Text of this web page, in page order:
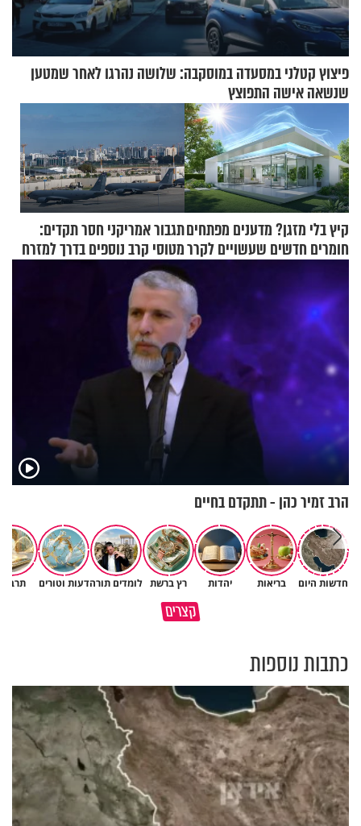
פיצוץ קטלני במסעדה במוסקבה: שלושה נהרגו לאחר שמטען
שנשאה אישה התפוצץ
קיץ בלי מזגן? מדענים מפתחים
חומרים חדשים שעשויים לקרר
בתים
תגבור אמריקני חסר תקדים:
מטוסי קרב נוספים בדרך למזרח
התיכון
הרב זמיר כהן - תתקדם בחיים
חדשות היום בריאות יהדות רץ ברשת לומדים תורהדעות וטורים
קצרים
תשתמש באהבה של השם לטובתך
פותחים פתח קטן - ומקבלים
כתבות נוספות